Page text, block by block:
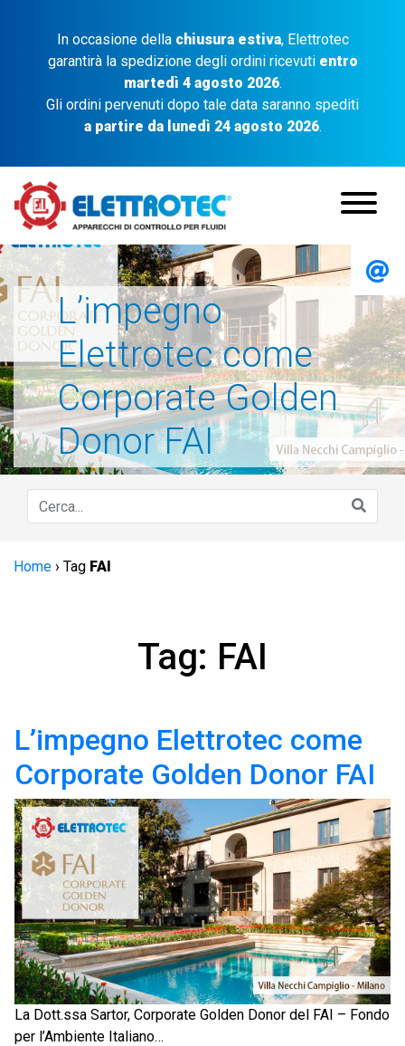
In occasione della chiusura estiva, Elettrotec
garantirà la spedizione degli ordini ricevuti entro
martedì 4 agosto 2026.
Gli ordini pervenuti dopo tale data saranno spediti
a partire da lunedì 24 agosto 2026.
L’impegno
Elettrotec come
Corporate Golden
Donor FAI
Home › Tag FAI
Tag: FAI
L’impegno Elettrotec come
Corporate Golden Donor FAI
La Dott.ssa Sartor, Corporate Golden Donor del FAI – Fondo
per l’Ambiente Italiano…